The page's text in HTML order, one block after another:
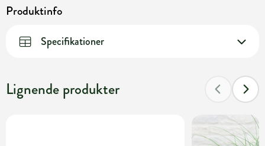
Produktinfo
Specifikationer
Lignende produkter